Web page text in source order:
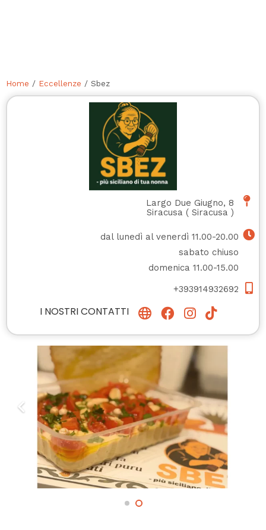
Home / Eccellenze / Sbez
Largo Due Giugno, 8
Siracusa ( Siracusa )
dal lunedì al venerdì 11.00-20.00
sabato chiuso
domenica 11.00-15.00
+393914932692
I NOSTRI CONTATTI